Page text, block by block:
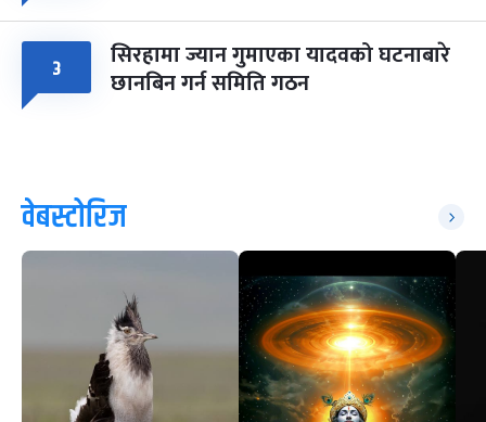
३ सिरहामा ज्यान गुमाएका यादवको घटनाबारे
छानबिन गर्न समिति गठन
वेबस्टोरिज